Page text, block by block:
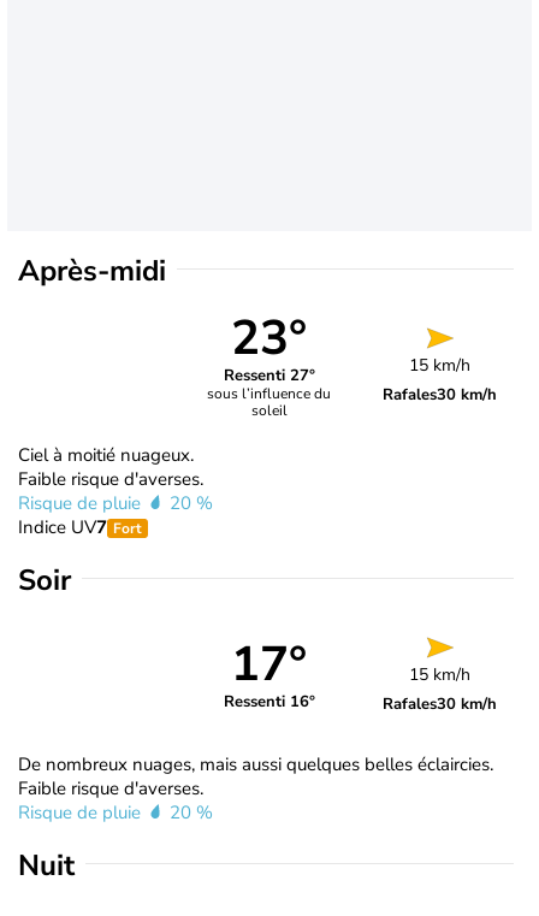
Après-midi
23°
Ressenti 27°
sous l’influence du
soleil
15 km/h
Rafales30 km/h
Ciel à moitié nuageux.
Faible risque d'averses.
Risque de pluie
20 %
Indice UV7 Fort
Soir
17°
Ressenti 16°
15 km/h
Rafales30 km/h
De nombreux nuages, mais aussi quelques belles éclaircies.
Faible risque d'averses.
Risque de pluie
20 %
Nuit